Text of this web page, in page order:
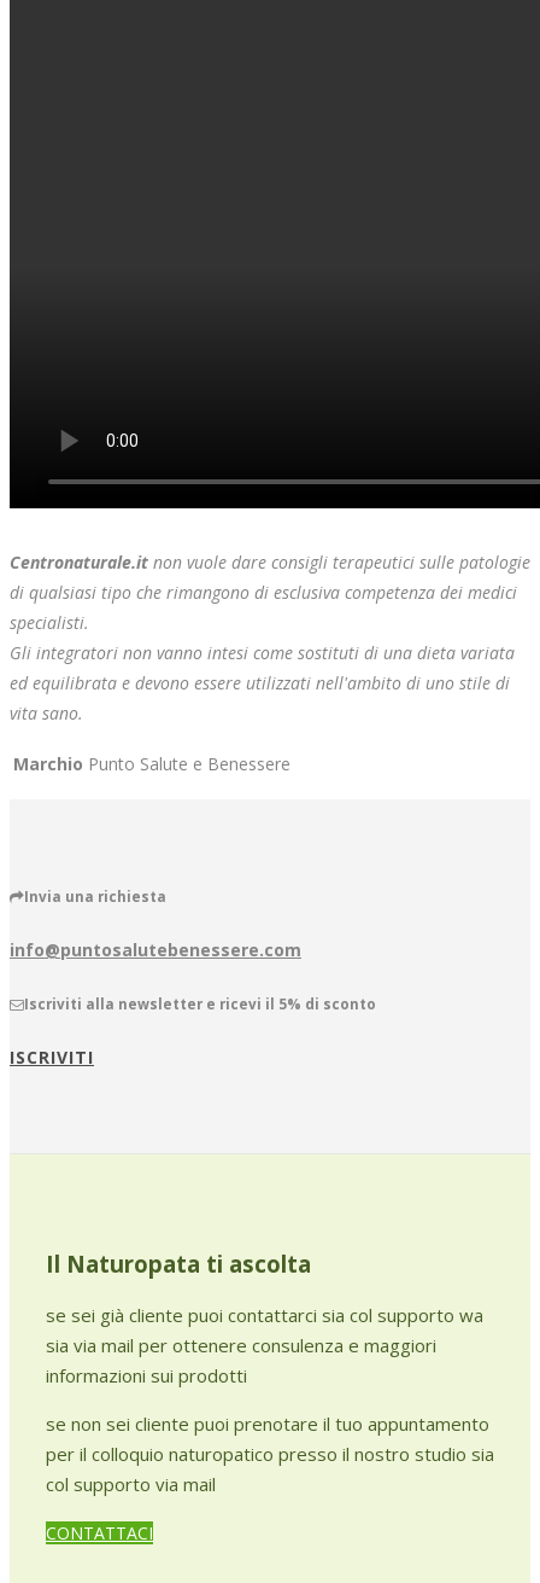
Centronaturale.it non vuole dare consigli terapeutici sulle patologie
di qualsiasi tipo che rimangono di esclusiva competenza dei medici
specialisti.
Gli integratori non vanno intesi come sostituti di una dieta variata
ed equilibrata e devono essere utilizzati nell'ambito di uno stile di
vita sano.
Marchio Punto Salute e Benessere
Invia una richiesta
info@puntosalutebenessere.com
Iscriviti alla newsletter e ricevi il 5% di sconto
ISCRIVITI
Il Naturopata ti ascolta
se sei già cliente puoi contattarci sia col supporto wa
sia via mail per ottenere consulenza e maggiori
informazioni sui prodotti
se non sei cliente puoi prenotare il tuo appuntamento
per il colloquio naturopatico presso il nostro studio sia
col supporto via mail
CONTATTACI